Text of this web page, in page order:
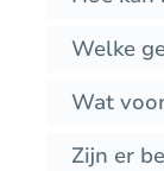
Welke
Wat
Zijn er